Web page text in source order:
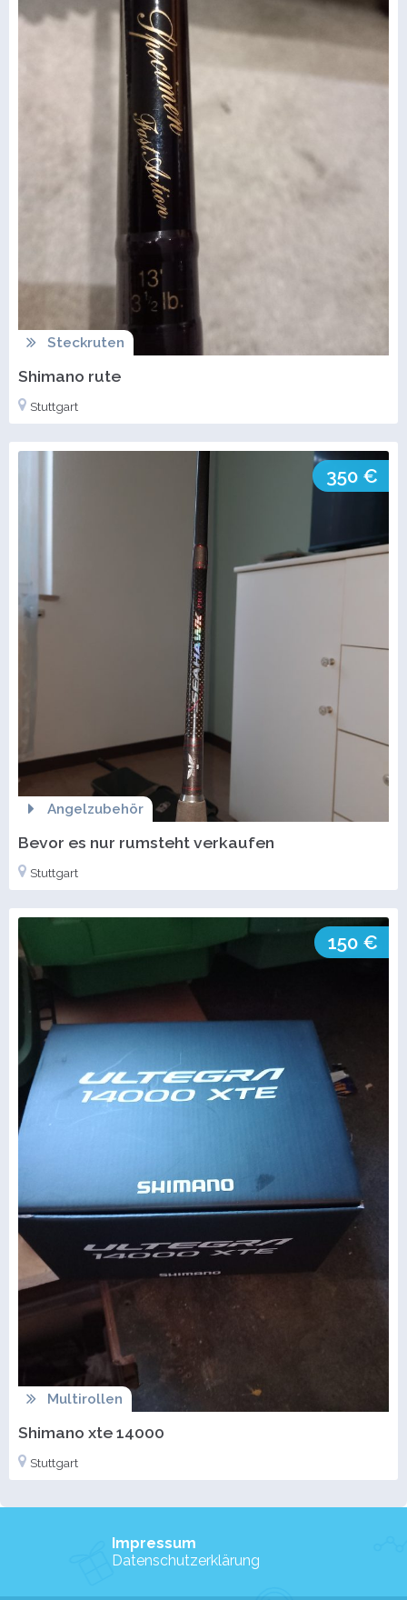
Steckruten
Shimano rute
Stuttgart
350 €
Angelzubehör
Bevor es nur rumsteht verkaufen
Stuttgart
150 €
Multirollen
Shimano xte 14000
Stuttgart
Impressum
Datenschutzerklärung